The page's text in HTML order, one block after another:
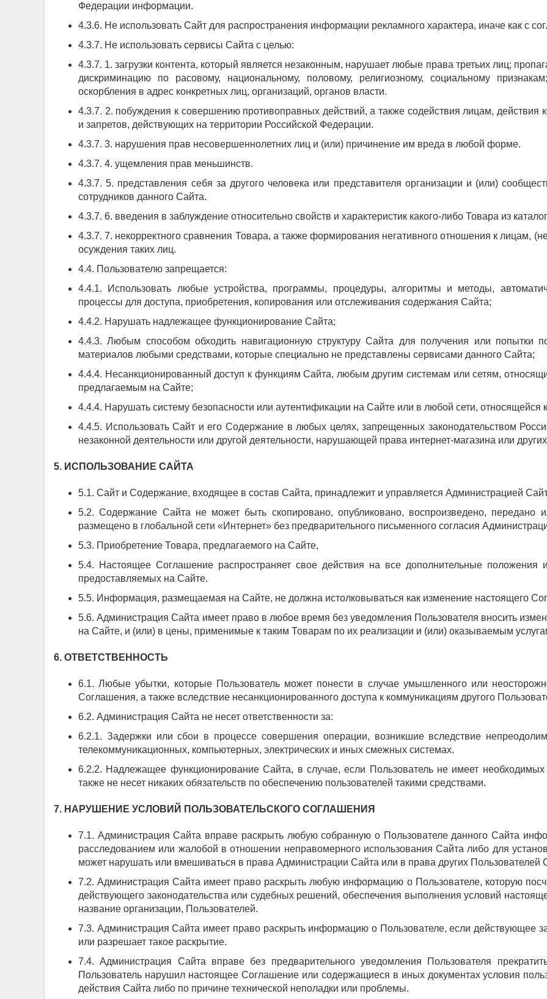
Федерации информации.
4.3.6. Не использовать Сайт для распространения информации рекламного характера, иначе как с
4.3.7. Не использовать сервисы Сайта с целью:
4.3.7. 1. загрузки контента, который является незаконным, нарушает любые права третьих лиц;
дискриминацию по расовому, национальному, половому, религиозному, социальному
оскорбления в адрес конкретных лиц, организаций, органов власти.
4.3.7. 2. побуждения к совершению противоправных действий, а также содействия лицам,
и запретов, действующих на территории Российской Федерации.
4.3.7. 3. нарушения прав несовершеннолетних лиц и (или) причинение им вреда в любой форме.
4.3.7. 4. ущемления прав меньшинств.
4.3.7. 5. представления себя за другого человека или представителя организации и (или)
сотрудников данного Сайта.
4.3.7. 6. введения в заблуждение относительно свойств и характеристик какого-либо Товара из
4.3.7. 7. некорректного сравнения Товара, а также формирования негативного отношения к лицам,
осуждения таких лиц.
4.4. Пользователю запрещается:
4.4.1. Использовать любые устройства, программы, процедуры, алгоритмы и методы,
процессы для доступа, приобретения, копирования или отслеживания содержания Сайта;
4.4.2. Нарушать надлежащее функционирование Сайта;
4.4.3. Любым способом обходить навигационную структуру Сайта для получения или попытки
материалов любыми средствами, которые специально не представлены сервисами данного Сайта;
4.4.4. Несанкционированный доступ к функциям Сайта, любым другим системам или сетям,
предлагаемым на Сайте;
4.4.4. Нарушать систему безопасности или аутентификации на Сайте или в любой сети, относящейся
4.4.5. Использовать Сайт и его Содержание в любых целях, запрещенных законодательством
незаконной деятельности или другой деятельности, нарушающей права интернет-магазина или
5. ИСПОЛЬЗОВАНИЕ САЙТА
5.1. Сайт и Содержание, входящее в состав Сайта, принадлежит и управляется Администрацией
5.2. Содержание Сайта не может быть скопировано, опубликовано, воспроизведено, передано
размещено в глобальной сети «Интернет» без предварительного письменного согласия
5.3. Приобретение Товара, предлагаемого на Сайте,
5.4. Настоящее Соглашение распространяет свое действия на все дополнительные положения
предоставляемых на Сайте.
5.5. Информация, размещаемая на Сайте, не должна истолковываться как изменение настоящего
5.6. Администрация Сайта имеет право в любое время без уведомления Пользователя вносить
на Сайте, и (или) в цены, применимые к таким Товарам по их реализации и (или) оказываемым
6. ОТВЕТСТВЕННОСТЬ
6.1. Любые убытки, которые Пользователь может понести в случае умышленного или
Соглашения, а также вследствие несанкционированного доступа к коммуникациям другого
6.2. Администрация Сайта не несет ответственности за:
6.2.1. Задержки или сбои в процессе совершения операции, возникшие вследствие
телекоммуникационных, компьютерных, электрических и иных смежных системах.
6.2.2. Надлежащее функционирование Сайта, в случае, если Пользователь не имеет необходимых
также не несет никаких обязательств по обеспечению пользователей такими средствами.
7. НАРУШЕНИЕ УСЛОВИЙ ПОЛЬЗОВАТЕЛЬСКОГО СОГЛАШЕНИЯ
7.1. Администрация Сайта вправе раскрыть любую собранную о Пользователе данного Сайта
расследованием или жалобой в отношении неправомерного использования Сайта либо для
может нарушать или вмешиваться в права Администрации Сайта или в права других Пользователей
7.2. Администрация Сайта имеет право раскрыть любую информацию о Пользователе, которую
действующего законодательства или судебных решений, обеспечения выполнения условий
название организации, Пользователей.
7.3. Администрация Сайта имеет право раскрыть информацию о Пользователе, если действующее
или разрешает такое раскрытие.
7.4. Администрация Сайта вправе без предварительного уведомления Пользователя
Пользователь нарушил настоящее Соглашение или содержащиеся в иных документах условия
действия Сайта либо по причине технической неполадки или проблемы.